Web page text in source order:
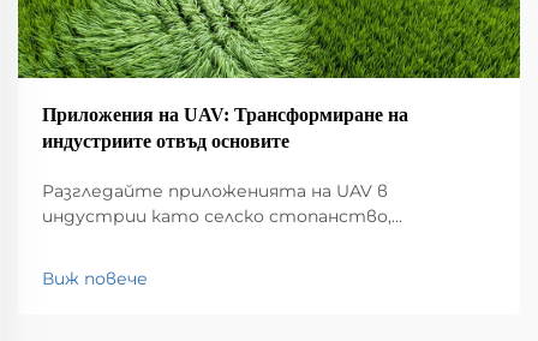
Приложения на UAV: Трансформиране на
индустриите отвъд основите
Разгледайте приложенията на UAV в
индустрии като селско стопанство,
среда, логистика и обществена безопасност.
Открийте влиянието им върху
Виж повече